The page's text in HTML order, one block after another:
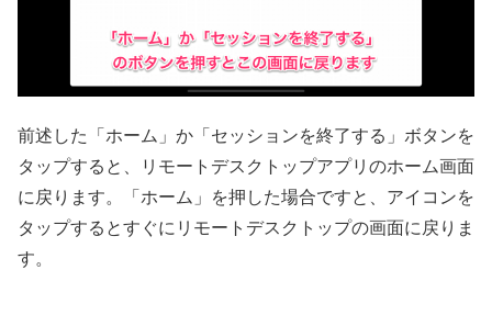
前述した「ホーム」か「セッションを終了する」ボタンを
タップすると、リモートデスクトップアプリのホーム画面
に戻ります。「ホーム」を押した場合ですと、アイコンを
タップするとすぐにリモートデスクトップの画面に戻りま
す。